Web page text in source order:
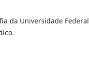
da Universidade Federal